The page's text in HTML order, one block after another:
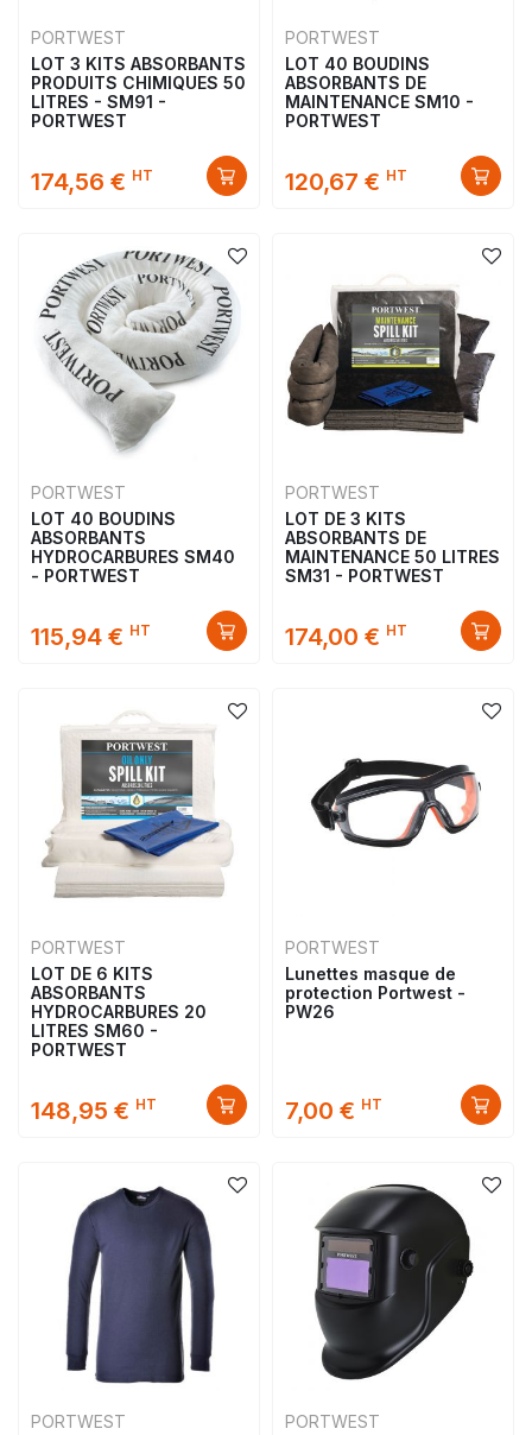
PORTWEST
LOT 3 KITS ABSORBANTS
PRODUITS CHIMIQUES 50
LITRES - SM91 -
PORTWEST
174,56 € HT
PORTWEST
LOT 40 BOUDINS
ABSORBANTS DE
MAINTENANCE SM10 -
PORTWEST
120,67 € HT
PORTWEST
LOT 40 BOUDINS
ABSORBANTS
HYDROCARBURES SM40
- PORTWEST
115,94 € HT
PORTWEST
LOT DE 3 KITS
ABSORBANTS DE
MAINTENANCE 50 LITRES
SM31 - PORTWEST
174,00 € HT
PORTWEST
LOT DE 6 KITS
ABSORBANTS
HYDROCARBURES 20
LITRES SM60 -
PORTWEST
148,95 € HT
PORTWEST
Lunettes masque de
protection Portwest -
PW26
7,00 € HT
PORTWEST
PORTWEST